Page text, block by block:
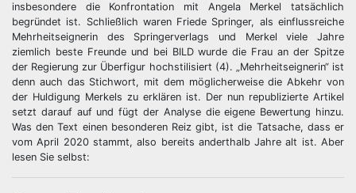
insbesondere die Konfrontation mit Angela Merkel tatsächlich
begründet ist. Schließlich waren Friede Springer, als einflussreiche
Mehrheitseignerin des Springerverlags und Merkel viele Jahre
ziemlich beste Freunde und bei BILD wurde die Frau an der Spitze
der Regierung zur Überfigur hochstilisiert (4). „Mehrheitseignerin“ ist
denn auch das Stichwort, mit dem möglicherweise die Abkehr von
der Huldigung Merkels zu erklären ist. Der nun republizierte Artikel
setzt darauf auf und fügt der Analyse die eigene Bewertung hinzu.
Was den Text einen besonderen Reiz gibt, ist die Tatsache, dass er
vom April 2020 stammt, also bereits anderthalb Jahre alt ist. Aber
lesen Sie selbst: